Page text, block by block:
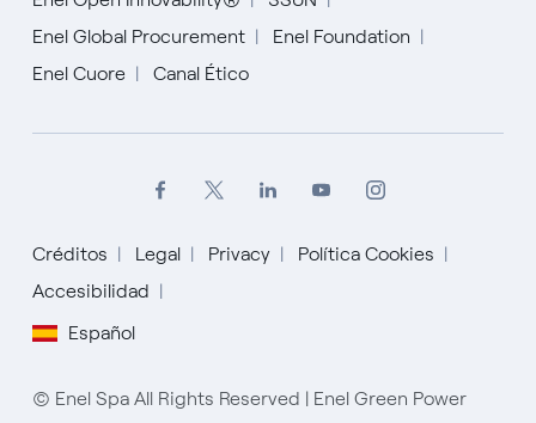
Enel Global Procurement
Enel Foundation
Enel Cuore
Canal Ético
Créditos Legal Privacy
Política Cookies
Accesibilidad
Español
English
Español
© Enel Spa All Rights Reserved | Enel Green Power